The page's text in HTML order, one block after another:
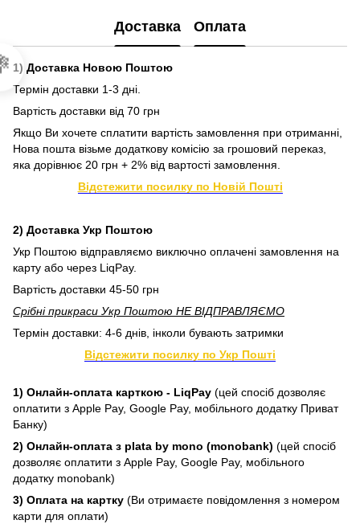
Доставка Оплата
1) Доставка Новою Поштою
Термін доставки 1-3 дні.
Вартість доставки від 70 грн
Якщо Ви хочете сплатити вартість замовлення при отриманні,
Нова пошта візьме додаткову комісію за грошовий переказ,
яка дорівнює 20 грн + 2% від вартості замовлення.
Відстежити посилку по Новій Пошті
2) Доставка Укр Поштою
Укр Поштою відправляємо виключно оплачені замовлення на
карту або через LiqPay.
Вартість доставки 45-50 грн
Срібні прикраси Укр Поштою НЕ ВІДПРАВЛЯЄМО
Термін доставки: 4-6 днів, інколи бувають затримки
Відстежити посилку по Укр Пошті
1) Онлайн-оплата карткою - LiqPay (цей спосіб дозволяє
оплатити з Apple Pay, Google Pay, мобільного додатку Приват
Банку)
2) Онлайн-оплата з plata by mono (monobank) (цей спосіб
дозволяє оплатити з Apple Pay, Google Pay, мобільного
додатку monobank)
3) Оплата на картку (Ви отримаєте повідомлення з номером
карти для оплати)